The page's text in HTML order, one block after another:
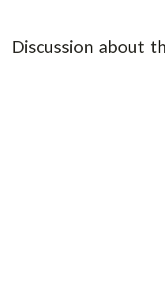
Discussion about